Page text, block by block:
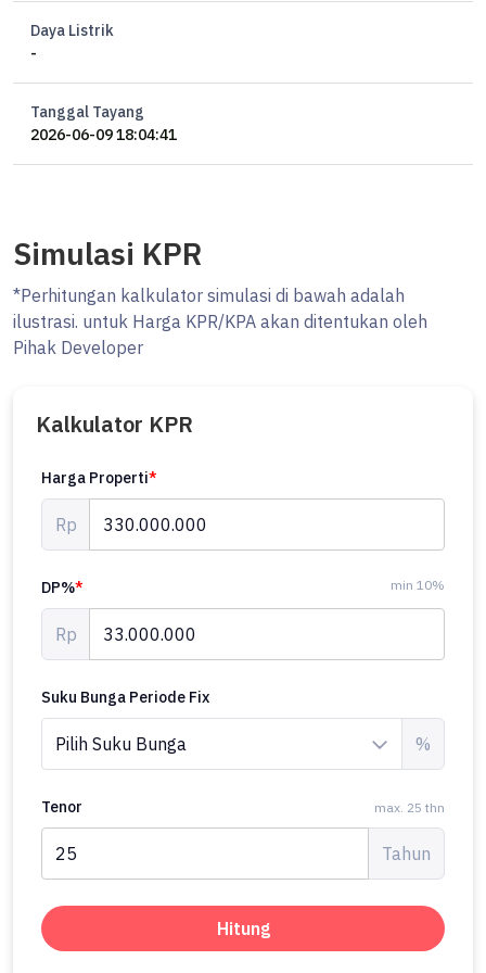
2024
- Runner Up Best Performing Agency District Pantai Indah Kapuk 1 &
2 - RUMAH123 AWARD 2024
- ⁠Marketing Of The Year Warehouse Green Sedayu Bizpark Cakung
Daya Listrik
-
Tanggal Tayang
2026-06-09 18:04:41
Simulasi KPR
*Perhitungan kalkulator simulasi di bawah adalah
ilustrasi. untuk Harga KPR/KPA akan ditentukan oleh
Pihak Developer
Kalkulator KPR
Harga Properti*
Rp
DP%* min 10%
Rp
Suku Bunga Periode Fix
%
Tenor max. 25 thn
Tahun
Hitung